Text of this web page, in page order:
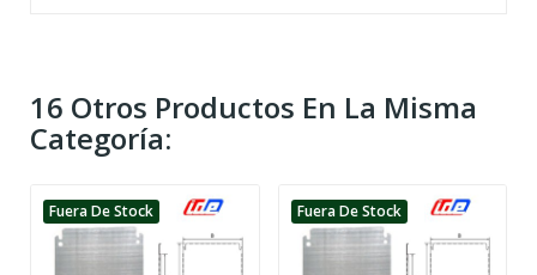
16 Otros Productos En La Misma
Categoría:
Fuera De Stock Fuera De Stock